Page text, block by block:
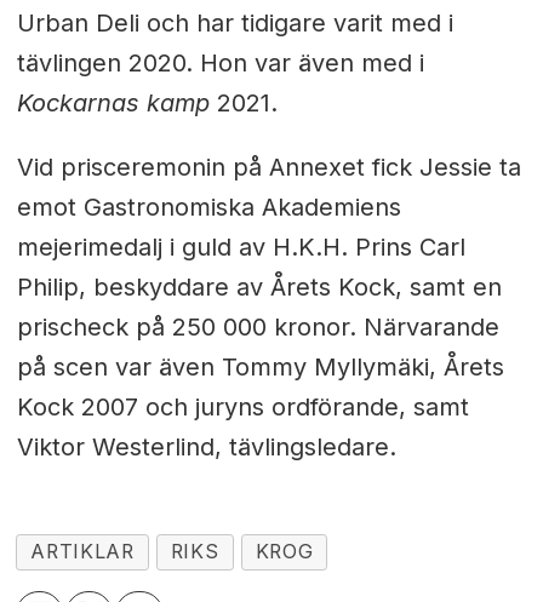
Urban Deli och har tidigare varit med i
tävlingen 2020. Hon var även med i
Kockarnas kamp 2021.
Vid prisceremonin på Annexet fick Jessie ta
emot Gastronomiska Akademiens
mejerimedalj i guld av H.K.H. Prins Carl
Philip, beskyddare av Årets Kock, samt en
prischeck på 250 000 kronor. Närvarande
på scen var även Tommy Myllymäki, Årets
Kock 2007 och juryns ordförande, samt
Viktor Westerlind, tävlingsledare.
ARTIKLAR RIKS KROG